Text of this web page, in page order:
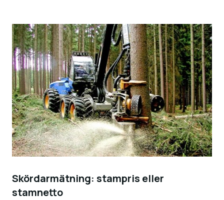
Skördarmätning: stampris eller
stamnetto